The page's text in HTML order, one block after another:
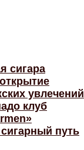
сигара
увлечений
клуб
путь